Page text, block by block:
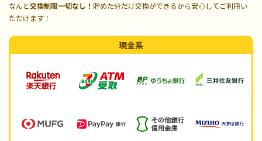
なんと交換制限一切なし！ 貯めた分だけ交換ができるから安心してご利用い
ただけます！
現金系